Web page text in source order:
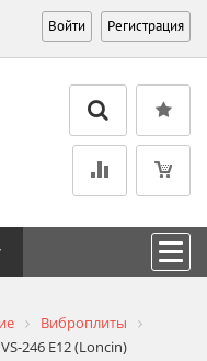
Войти Регистрация
Виброплиты
246 E12 (Loncin)